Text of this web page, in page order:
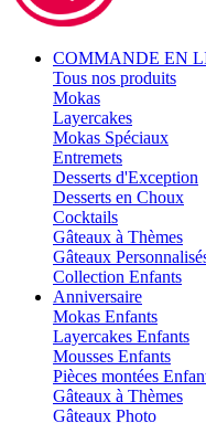
COMMANDE EN
Tous nos produits
Mokas
Layercakes
Mokas Spéciaux
Entremets
Desserts d'Exception
Desserts en Choux
Cocktails
Gâteaux à Thèmes
Gâteaux
Collection Enfants
Anniversaire
Mokas Enfants
Layercakes Enfants
Mousses Enfants
Pièces montées
Gâteaux à Thèmes
Gâteaux Photo